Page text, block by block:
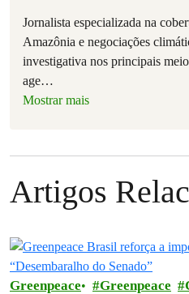
Jornalista especializada na
Amazônia e negociações
investigativa nos principais
age…
Mostrar mais
Artigos
Greenpeace Greenpeace